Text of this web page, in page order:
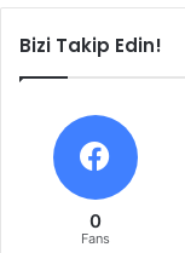
Bizi Takip Edin!
0
Fans